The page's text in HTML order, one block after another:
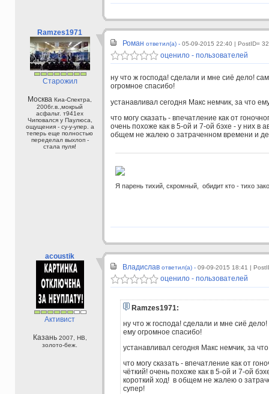
Ramzes1971
Старожил
Москва Киа-Спектра,
2006г.в.,мокрый
асфальт. т941ех
Чиповался у Паулюса,
ощущения - су-у-упер. а
теперь еще полностью
переделал выхлоп -
стала пуля!
Роман ответил(а) - 05-09-2015 22:40 | PostID=
оценило - пользователей
ну что ж господа! сделали и мне сиё дело!
огромное спасибо!
устанавливал сегодня Макс немчик, за что
что могу сказать - впечатление как от
очень похоже как в 5-ой и 7-ой бэхе - у них в
общем не жалею о затраченном времени и
Я парень тихий, скромный, обидит кто - тихо
acoustik
Активист
Казань 2007, НВ,
золото-беж.
Владислав ответил(а) - 09-09-2015 18:41 |
оценило - пользователей
Ramzes1971:
ну что ж господа! сделали и мне сиё дело!
ему огромное спасибо!
устанавливал сегодня Макс немчик, за
что могу сказать - впечатление как от
чёткий! очень похоже как в 5-ой и 7-ой
короткий ход! в общем не жалею о
супер!